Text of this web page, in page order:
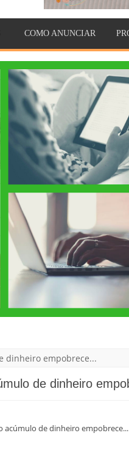
COMO ANUNCIAR
dinheiro empobrece...
de dinheiro
acúmulo de dinheiro empobrece...